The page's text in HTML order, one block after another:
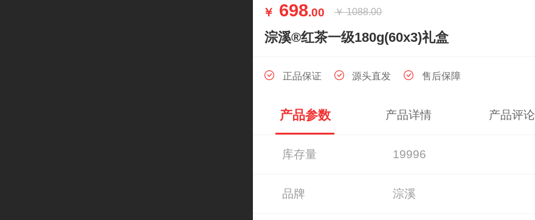
￥ 698.00 ￥ 1088.00
淙溪®红茶一级180g(60x3)礼盒
正品保证 源头直发 售后保障
产品参数 产品详情 产品评论
库存量 19996
品牌 淙溪